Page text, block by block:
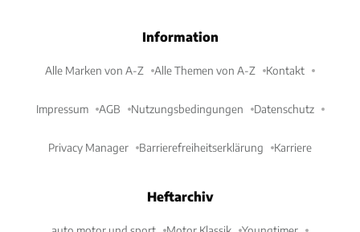
Information
Alle Marken von A-Z Alle Themen von A-Z Kontakt
Impressum AGB Nutzungsbedingungen Datenschutz
Privacy Manager Barrierefreiheitserklärung Karriere
Heftarchiv